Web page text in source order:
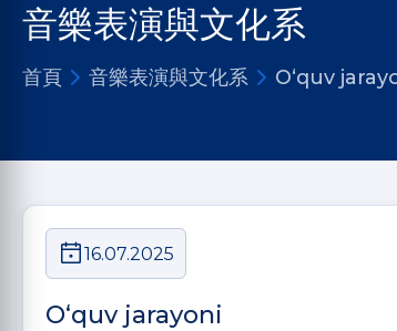
音樂表演與文化系
首頁 音樂表演與文化系 O‘quv
16.07.2025
O‘quv jarayoni